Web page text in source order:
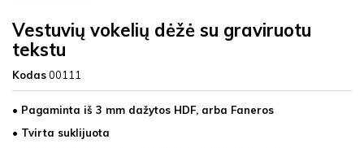
Vestuvių vokelių dėžė su graviruotu
tekstu
Kodas00111
• Pagaminta iš 3 mm dažytos HDF, arba Faneros
• Tvirta suklijuota